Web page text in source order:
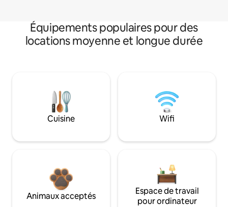
Équipements populaires pour des
locations moyenne et longue durée
Cuisine Wifi
Animaux acceptés
Espace de travail
pour ordinateur